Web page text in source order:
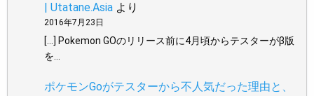
| Utatane.Asia より
2016年7月23日
[…] Pokemon GOのリリース前に4月頃からテスターがβ版
を…
ポケモンGoがテスターから不人気だった理由と、